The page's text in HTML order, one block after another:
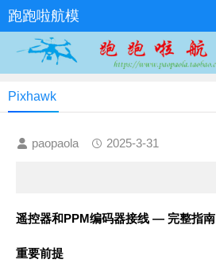
跑跑啦航模
Pixhawk
paopaola 2025-3-31
遥控器和PPM编码器接线 — 完整指南
重要前提